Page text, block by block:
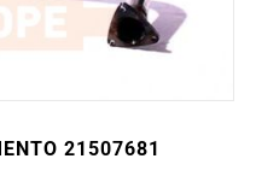
21507681